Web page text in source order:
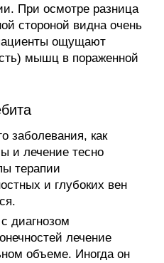
При осмотре разница
стороной видна очень
ощущают
мышц в пораженной
заболевания, как
и лечение тесно
терапии
и глубоких вен
диагнозом
лечение
объеме. Иногда он